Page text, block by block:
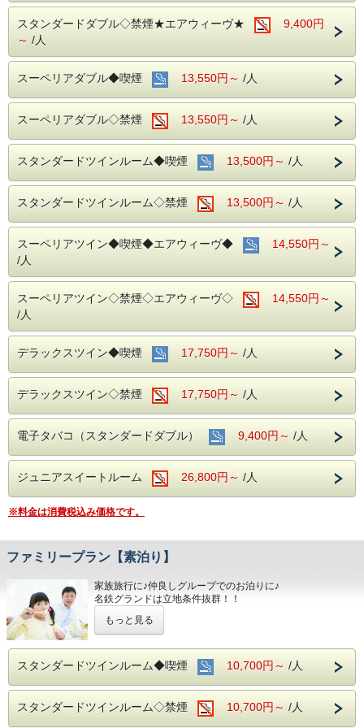
スタンダードダブル◇禁煙★エアウィーヴ★
9,400円
～ /人
スーペリアダブル◆喫煙 13,550円～ /人
スーペリアダブル◇禁煙 13,550円～ /人
スタンダードツインルーム◆喫煙 13,500円～ /人
スタンダードツインルーム◇禁煙 13,500円～ /人
スーペリアツイン◆喫煙◆エアウィーヴ◆
14,550円～
/人
スーペリアツイン◇禁煙◇エアウィーヴ◇
14,550円～
/人
デラックスツイン◆喫煙 17,750円～ /人
デラックスツイン◇禁煙 17,750円～ /人
電子タバコ（スタンダードダブル） 9,400円～ /人
ジュニアスイートルーム 26,800円～ /人
※料金は消費税込み価格です。
ファミリープラン【素泊り】
家族旅行に♪仲良しグループでのお泊りに♪
名鉄グランドは立地条件抜群！！
！！さらに！！
☆★家族旅行には嬉しい♪添い寝のお子様は
無料で宿泊ＯＫです
■お客様に安全にお過ごしいただく為に、お客様の触れる機
会が多い場所を
アルコール消毒を行っております。
もっと見る
スタンダードツインルーム◆喫煙 10,700円～ /人
スタンダードツインルーム◇禁煙 10,700円～ /人